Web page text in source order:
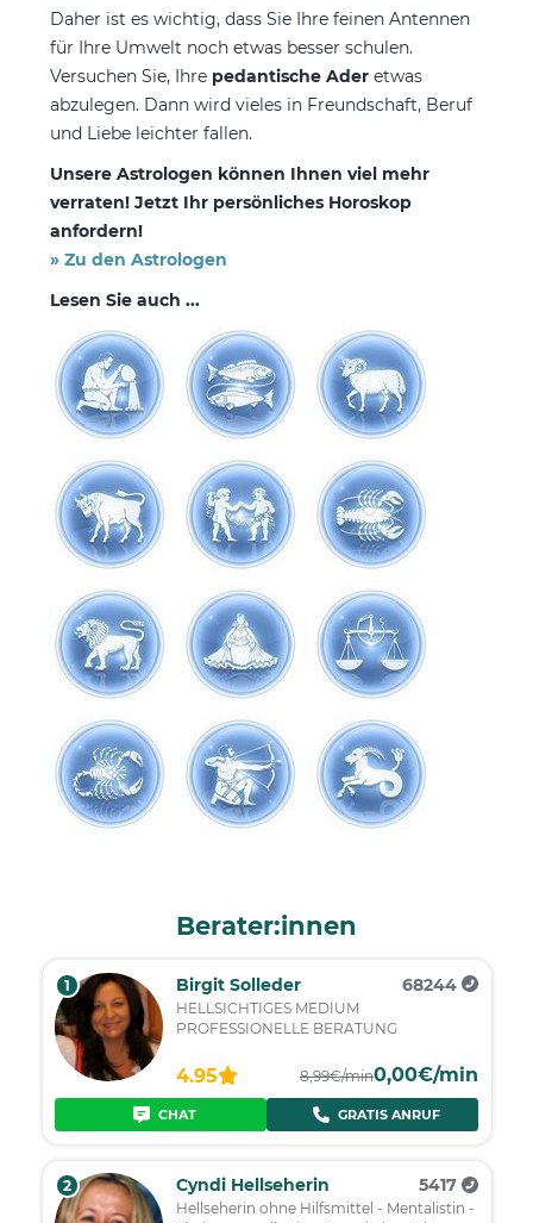
Daher ist es wichtig, dass Sie Ihre feinen Antennen
für Ihre Umwelt noch etwas besser schulen.
Versuchen Sie, Ihre pedantische Ader etwas
abzulegen. Dann wird vieles in Freundschaft, Beruf
und Liebe leichter fallen.
Unsere Astrologen können Ihnen viel mehr
verraten! Jetzt Ihr persönliches Horoskop
anfordern!
» Zu den Astrologen
Lesen Sie auch ...
Berater:innen
1 Birgit Solleder 68244
HELLSICHTIGES MEDIUM
PROFESSIONELLE BERATUNG
4.95 8,99€/min0,00€/min
CHAT GRATIS ANRUF
2 Cyndi Hellseherin 5417
Hellseherin ohne Hilfsmittel - Mentalistin -